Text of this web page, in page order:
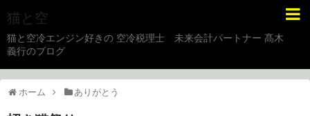
猫と空
猫と空冷エンジン好きの 空冷税理士 未来会計パートナー 髙木
義行のブログ
ホーム ありがとう